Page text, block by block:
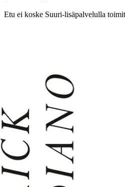
Etu ei koske Suuri‑lisäpalvelulla
Tarkista
Ei saatavilla
Tuotekuvaus